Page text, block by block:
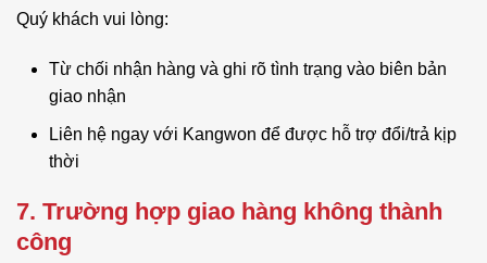
Quý khách vui lòng:
Từ chối nhận hàng và ghi rõ tình trạng vào biên bản
giao nhận
Liên hệ ngay với Kangwon để được hỗ trợ đổi/trả kịp
thời
7. Trường hợp giao hàng không thành
công